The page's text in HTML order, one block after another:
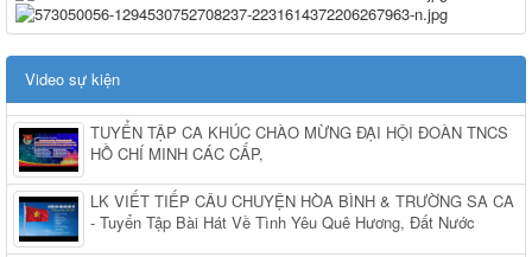
Video sự kiện
TUYỂN TẬP CA KHÚC CHÀO MỪNG ĐẠI HỘI ĐOÀN TNCS
HỒ CHÍ MINH CÁC CẤP,
LK VIẾT TIẾP CÂU CHUYỆN HÒA BÌNH & TRƯỜNG SA CA
- Tuyển Tập Bài Hát Về Tình Yêu Quê Hương, Đất Nước